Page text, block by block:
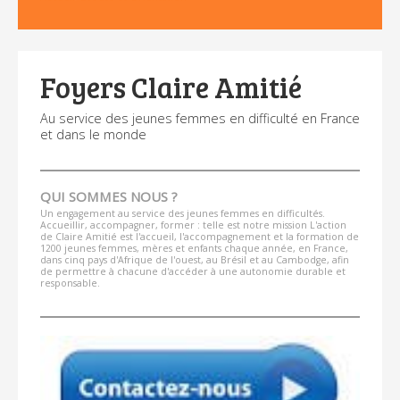
Foyers Claire Amitié
Au service des jeunes femmes en difficulté en France
et dans le monde
QUI SOMMES NOUS ?
Un engagement au service des jeunes femmes en difficultés.
Accueillir, accompagner, former : telle est notre mission L'action
de Claire Amitié est l'accueil, l'accompagnement et la formation de
1200 jeunes femmes, mères et enfants chaque année, en France,
dans cinq pays d'Afrique de l'ouest, au Brésil et au Cambodge, afin
de permettre à chacune d'accéder à une autonomie durable et
responsable.